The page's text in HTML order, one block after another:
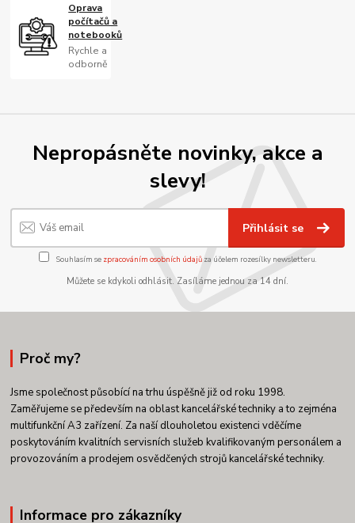
Oprava
počítačů a
notebooků
Rychle a
odborně
Nepropásněte novinky, akce a
slevy!
Přihlásit se
Souhlasím se zpracováním osobních údajůza účelem rozesílky newsletteru.
Můžete se kdykoli odhlásit. Zasíláme jednou za 14 dní.
Proč my?
Jsme společnost působící na trhu úspěšně již od roku 1998.
Zaměřujeme se především na oblast kancelářské techniky a to zejména
multifunkční A3 zařízení. Za naší dlouholetou existenci vděčíme
poskytováním kvalitních servisních služeb kvalifikovaným personálem a
provozováním a prodejem osvědčených strojů kancelářské techniky.
Informace pro zákazníky